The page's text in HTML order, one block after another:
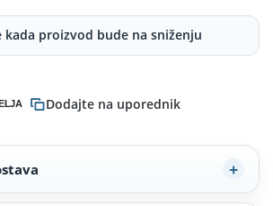
kada proizvod bude na sniženju
Dodajte na uporednik